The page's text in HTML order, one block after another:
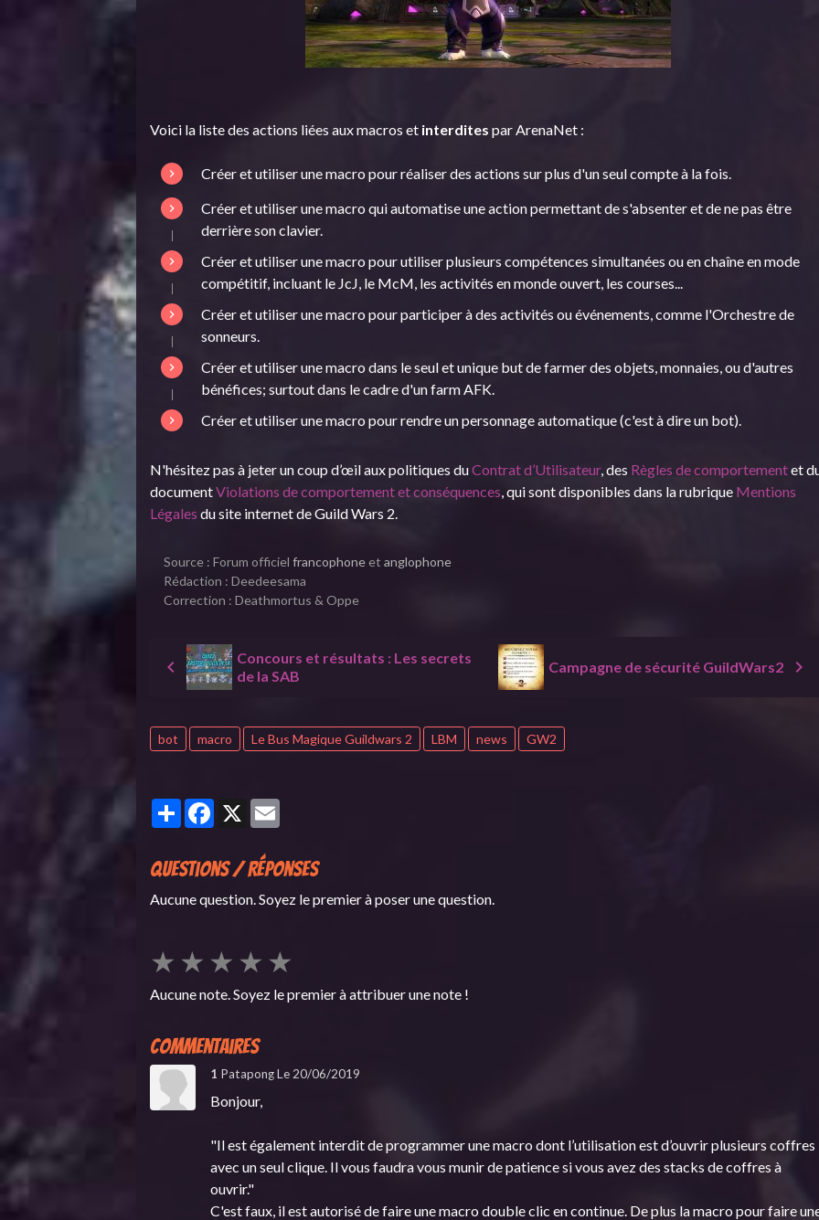
Voici la liste des actions liées aux macros et interdites par ArenaNet :
Créer et utiliser une macro pour réaliser des actions sur plus d'un seul compte à la fois.
Créer et utiliser une macro qui automatise une action permettant de s'absenter et de ne pas être
derrière son clavier.
Créer et utiliser une macro pour utiliser plusieurs compétences simultanées ou en chaîne en mode
compétitif, incluant le JcJ, le McM, les activités en monde ouvert, les courses...
Créer et utiliser une macro pour participer à des activités ou événements, comme l'Orchestre de
sonneurs.
Créer et utiliser une macro dans le seul et unique but de farmer des objets, monnaies, ou d'autres
bénéfices; surtout dans le cadre d'un farm AFK.
Créer et utiliser une macro pour rendre un personnage automatique (c'est à dire un bot).
N'hésitez pas à jeter un coup d’œil aux politiques duContrat d’Utilisateur, des Règles de comportementet
documentViolations de comportement et conséquences, qui sont disponibles dans la rubrique Mentions
Légales du site internet de Guild Wars 2.
Source : Forum officielfrancophoneetanglophone
Rédaction : Deedeesama
Correction : Deathmortus & Oppe
Concours et résultats : Les secrets
de la SAB
Campagne de sécurité GuildWars2
bot macro Le Bus Magique Guildwars 2 LBM news GW2
PartagerFacebook
X
Questions / Réponses
Aucune question. Soyez le premier à poser une question.
★ ★ ★ ★ ★
Aucune note. Soyez le premier à attribuer une note !
Commentaires
1 PatapongLe 20/06/2019
Bonjour,
"Il est également interdit de programmer une macro dont l’utilisation est d’ouvrir plusieurs coffres
avec un seul clique. Il vous faudra vous munir de patience si vous avez des stacks de coffres à
ouvrir."
C'est faux, il est autorisé de faire une macro double clic en continue. De plus la macro pour faire